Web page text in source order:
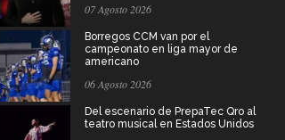
07 Agosto 2026
Borregos CCM van por el
campeonato en liga mayor de
americano
06 Agosto 2026
Del escenario de PrepaTec Qro al
teatro musical en Estados Unidos